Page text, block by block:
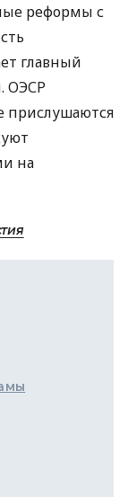
реформы с
главный
ОЭСР
прислушаются
на